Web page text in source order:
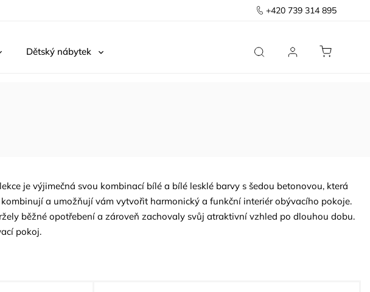
+420 739 314 895
Dětský nábytek Předsíň
je výjimečná svou kombinací bílé a bílé lesklé barvy s šedou betonovou, která
a umožňují vám vytvořit harmonický a funkční interiér obývacího pokoje.
běžné opotřebení a zároveň zachovaly svůj atraktivní vzhled po dlouhou dobu.
pokoj.